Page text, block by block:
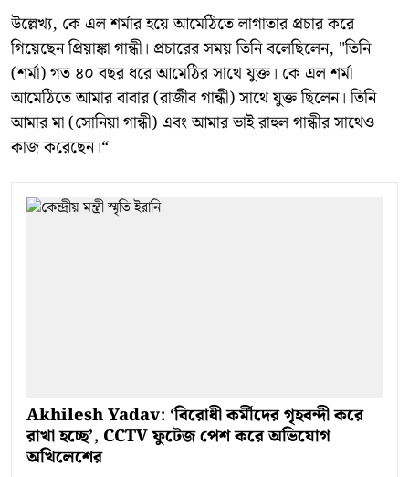
উল্লেখ্য, কে এল শর্মার হয়ে আমেঠিতে লাগাতার প্রচার করে
গিয়েছেন প্রিয়াঙ্কা গান্ধী। প্রচারের সময় তিনি বলেছিলেন, "তিনি
(শর্মা) গত ৪০ বছর ধরে আমেঠির সাথে যুক্ত। কে এল শর্মা
আমেঠিতে আমার বাবার (রাজীব গান্ধী) সাথে যুক্ত ছিলেন। তিনি
আমার মা (সোনিয়া গান্ধী) এবং আমার ভাই রাহুল গান্ধীর সাথেও
কাজ করেছেন।“
Akhilesh Yadav: ‘বিরোধী কর্মীদের গৃহবন্দী করে
রাখা হচ্ছে’, CCTV ফুটেজ পেশ করে অভিযোগ
অখিলেশের